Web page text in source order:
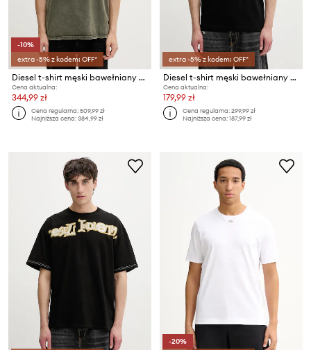
-10%
extra -5% z kodem: OFF*
Diesel t-shirt męski bawełniany T-BOXT-DEN
Cena aktualna:
344,99 zł
Cena regularna:509,99 zł
Najniższa cena:384,99 zł
extra -5% z kodem: OFF*
Diesel t-shirt męski bawełniany T-MIEGOR-K77
Cena aktualna:
179,99 zł
Cena regularna:299,99 zł
Najniższa cena:187,99 zł
-20%